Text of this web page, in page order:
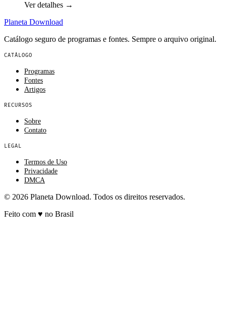
Ver detalhes →
Planeta Download
Catálogo seguro de programas e fontes. Sempre o arquivo original.
CATÁLOGO
Programas
Fontes
Artigos
RECURSOS
Sobre
Contato
LEGAL
Termos de Uso
Privacidade
DMCA
© 2026 Planeta Download. Todos os direitos reservados.
Feito com ♥ no Brasil